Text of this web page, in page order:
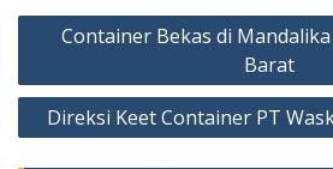
Post
Container Bekas di
Barat
Direksi Keet Container PT